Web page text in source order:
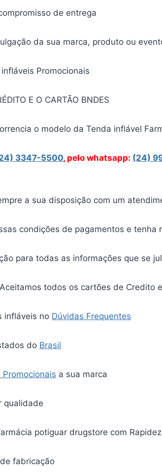
de entrega
da sua marca, produto ou
Promocionais
E O CARTÃO BNDES
o modelo da Tenda inflável
3347-5500, pelo whatsapp: (24)
a sua disposição com um
condições de pagamentos e tenha
para todas as informações que se
todos os cartões de Credito
infláveis no Dúvidas Frequentes
do Brasil
Promocionais a sua marca
qualidade
potiguar drugstore com
fabricação